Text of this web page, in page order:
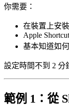
你需要：
在裝置上安裝
Apple
基本知道如
設定時間不到 2 分
範例 1：從